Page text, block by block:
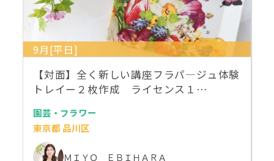
9月[平日]
【対面】全く新しい講座フラパ―ジュ体験
トレイー２枚作成 ライセンス１…
園芸・フラワー
東京都 品川区
ＭＩＹＯ ＥＢＩＨＡＲＡ